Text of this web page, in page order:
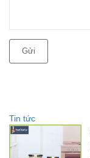
Gửi
Tin tức